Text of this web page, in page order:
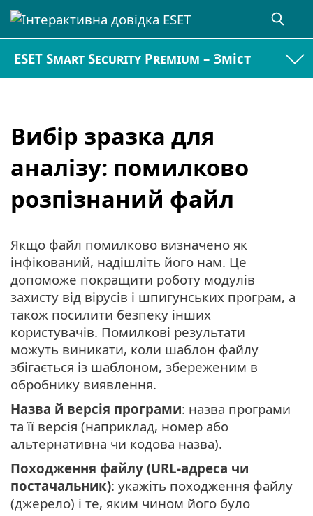
ESET Smart Security Premium – Зміст
Вибір зразка для
аналізу: помилково
розпізнаний файл
Якщо файл помилково визначено як
інфікований, надішліть його нам. Це
допоможе покращити роботу модулів
захисту від вірусів і шпигунських програм, а
також посилити безпеку інших
користувачів. Помилкові результати
можуть виникати, коли шаблон файлу
збігається із шаблоном, збереженим в
обробнику виявлення.
Назва й версія програми: назва програми
та її версія (наприклад, номер або
альтернативна чи кодова назва).
Походження файлу (URL-адреса чи
постачальник): укажіть походження файлу
(джерело) і те, яким чином його було